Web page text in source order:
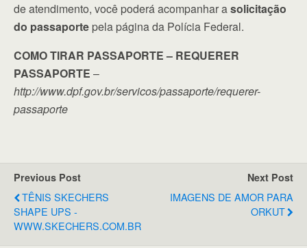
de atendimento, você poderá acompanhar asolicitação
do passaporte pela página da Polícia Federal.
COMO TIRAR PASSAPORTE – REQUERER
PASSAPORTE –
http://www.dpf.gov.br/servicos/passaporte/requerer-
passaporte
Previous Post
TÊNIS SKECHERS
SHAPE UPS -
WWW.SKECHERS.COM.BR
Next Post
IMAGENS DE AMOR PARA
ORKUT